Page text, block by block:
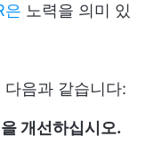
은 노력을 의미 있
음과 같습니다:
개선하십시오.